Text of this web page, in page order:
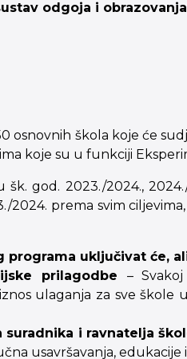
odgoja i
osnovnih škola koje će
koje su u funkciji
god. 2023./2024.,
prema svim
uključivat će,
prilagodbe –
ulaganja za sve
suradnika i ravnatelja
usavršavanja,